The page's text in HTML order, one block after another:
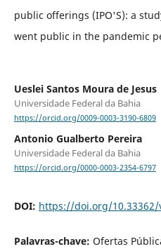
public offerings (IPO'S): a
went public in the pandemic
Ueslei Santos Moura de Jesus
Universidade Federal da Bahia
https://orcid.org/0009-0003-3190-6809
Antonio Gualberto Pereira
Universidade Federal da Bahia
https://orcid.org/0000-0003-2354-6797
DOI: https://doi.org/10.33362/
Palavras-chave: Ofertas